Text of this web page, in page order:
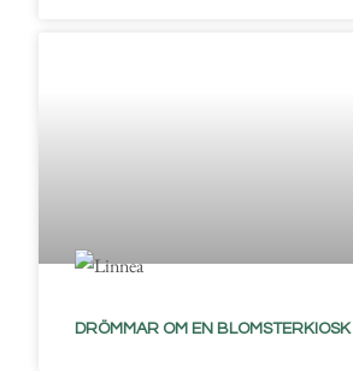
DRÖMMAR OM EN BLOMSTERKIOSK